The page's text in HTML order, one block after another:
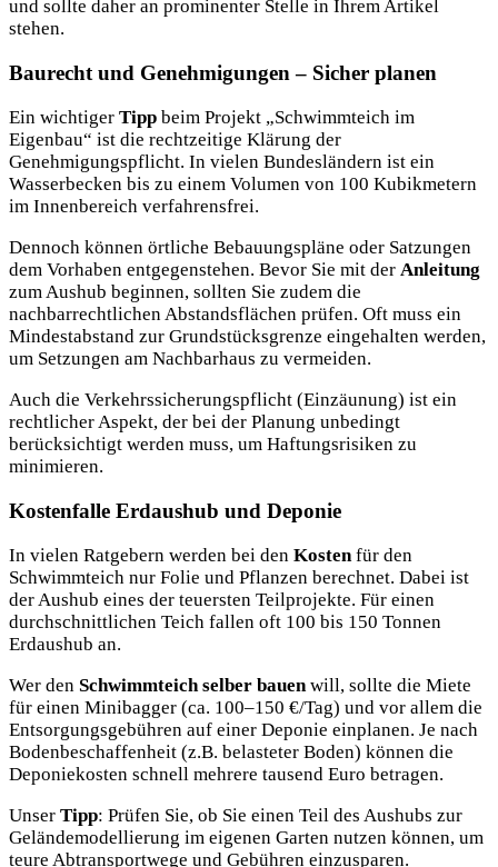
und sollte daher an prominenter Stelle in Ihrem Artikel
stehen.
Baurecht und Genehmigungen – Sicher planen
Ein wichtiger Tipp beim Projekt „Schwimmteich im
Eigenbau“ ist die rechtzeitige Klärung der
Genehmigungspflicht. In vielen Bundesländern ist ein
Wasserbecken bis zu einem Volumen von 100 Kubikmetern
im Innenbereich verfahrensfrei.
Dennoch können örtliche Bebauungspläne oder Satzungen
dem Vorhaben entgegenstehen. Bevor Sie mit der Anleitung
zum Aushub beginnen, sollten Sie zudem die
nachbarrechtlichen Abstandsflächen prüfen. Oft muss ein
Mindestabstand zur Grundstücksgrenze eingehalten werden,
um Setzungen am Nachbarhaus zu vermeiden.
Auch die Verkehrssicherungspflicht (Einzäunung) ist ein
rechtlicher Aspekt, der bei der Planung unbedingt
berücksichtigt werden muss, um Haftungsrisiken zu
minimieren.
Kostenfalle Erdaushub und Deponie
In vielen Ratgebern werden bei den Kostenfür den
Schwimmteich nur Folie und Pflanzen berechnet. Dabei ist
der Aushub eines der teuersten Teilprojekte. Für einen
durchschnittlichen Teich fallen oft 100 bis 150 Tonnen
Erdaushub an.
Wer den Schwimmteich selber bauenwill, sollte die Miete
für einen Minibagger (ca. 100–150 €/Tag) und vor allem die
Entsorgungsgebühren auf einer Deponie einplanen. Je nach
Bodenbeschaffenheit (z.B. belasteter Boden) können die
Deponiekosten schnell mehrere tausend Euro betragen.
Unser Tipp: Prüfen Sie, ob Sie einen Teil des Aushubs zur
Geländemodellierung im eigenen Garten nutzen können, um
teure Abtransportwege und Gebühren einzusparen.